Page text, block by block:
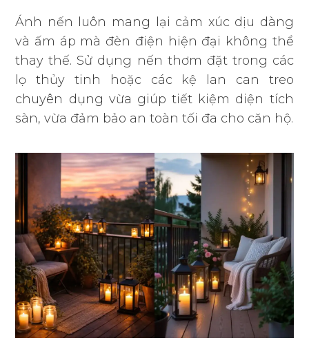
Ánh nến luôn mang lại cảm xúc dịu dàng
và ấm áp mà đèn điện hiện đại không thể
thay thế. Sử dụng nến thơm đặt trong các
lọ thủy tinh hoặc các kệ lan can treo
chuyên dụng vừa giúp tiết kiệm diện tích
sàn, vừa đảm bảo an toàn tối đa cho căn hộ.